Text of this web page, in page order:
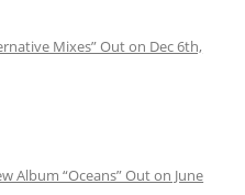
Mixes” Out on Dec 6th,
Album “Oceans” Out on June